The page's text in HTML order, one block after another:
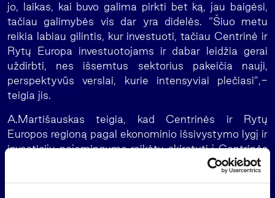
jo, laikas, kai buvo galima pirkti bet ką, jau baigėsi,
tačiau galimybės vis dar yra didelės. “Šiuo metu
reikia labiau gilintis, kur investuoti, tačiau Centrinė ir
Rytų Europa investuotojams ir dabar leidžia gerai
uždirbti, nes išsemtus sektorius pakeičia nauji,
perspektyvūs verslai, kurie intensyviai plečiasi”,-
teigia jis.
A.Martišauskas teigia, kad Centrinės ir Rytų
Europos regioną pagal ekonominio išsivystymo lygį ir
investicijų pajamingumą reikėtų skirstyti į Centrinės
Europos, Balkanų ir NVS regionus. Pasak jo, šių